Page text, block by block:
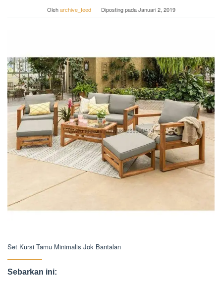
Oleharchive_feed Diposting padaJanuari 2, 2019
Set Kursi Tamu Minimalis Jok Bantalan
Sebarkan ini: